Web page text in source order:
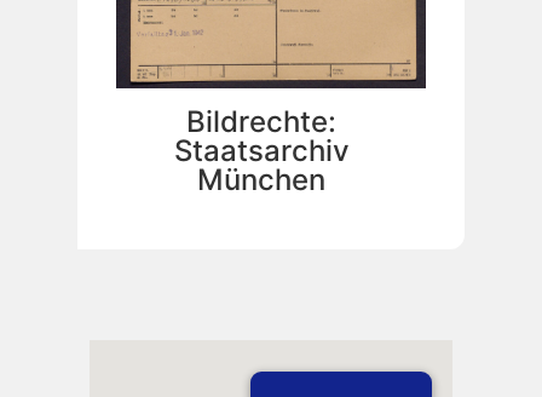
Bildrechte:
Staatsarchiv
München